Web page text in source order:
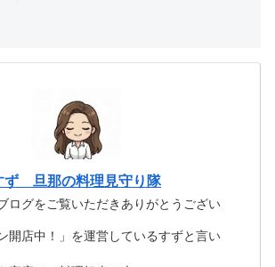
ず 旦那の料理見守り隊
ログをご覧いただきありがとうござい
開店中！」を運営しているすずと言い